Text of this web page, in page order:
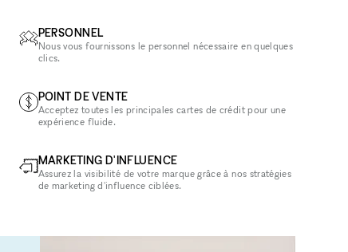
PERSONNEL
Nous vous fournissons le personnel nécessaire en quelques
clics.
POINT DE VENTE
Acceptez toutes les principales cartes de crédit pour une
expérience fluide.
MARKETING D'INFLUENCE
Assurez la visibilité de votre marque grâce à nos stratégies
de marketing d'influence ciblées.